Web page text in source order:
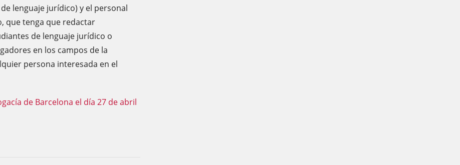
lenguaje jurídico) y el personal
que tenga que redactar
de lenguaje jurídico o
en los campos de la
persona interesada en el
de Barcelona el día 27 de abril